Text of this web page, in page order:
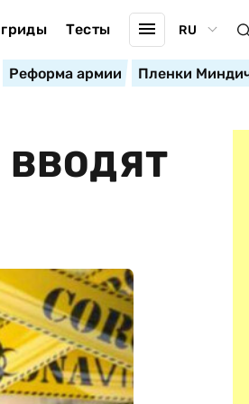
Тесты RU
Реформа армии Пленки
ВВОДЯТ